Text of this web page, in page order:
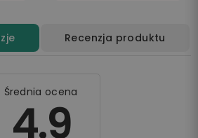
Recenzja produktu
Średnia ocena
4.9